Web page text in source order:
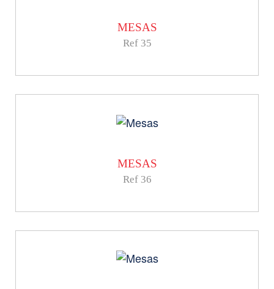
MESAS
Ref 35
MESAS
Ref 36